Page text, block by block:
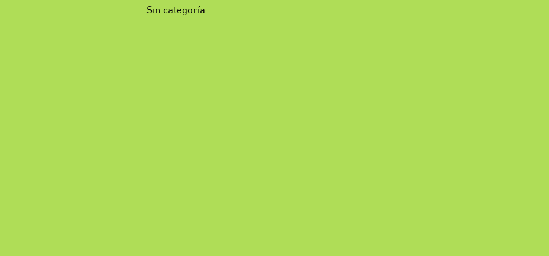
Sin categoría